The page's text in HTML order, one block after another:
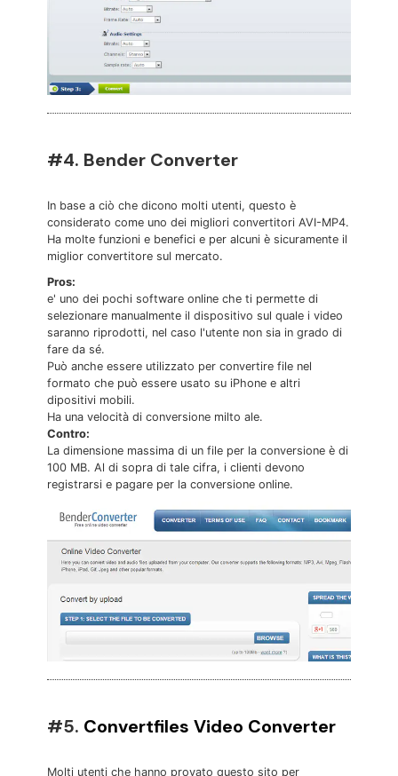
#4. Bender Converter
In base a ciò che dicono molti utenti, questo è
considerato come uno dei migliori convertitori AVI-MP4.
Ha molte funzioni e benefici e per alcuni è sicuramente il
miglior convertitore sul mercato.
Pros:
e' uno dei pochi software online che ti permette di
selezionare manualmente il dispositivo sul quale i video
saranno riprodotti, nel caso l'utente non sia in grado di
fare da sé.
Può anche essere utilizzato per convertire file nel
formato che può essere usato su iPhone e altri
dipositivi mobili.
Ha una velocità di conversione milto ale.
Contro:
La dimensione massima di un file per la conversione è di
100 MB. Al di sopra di tale cifra, i clienti devono
registrarsi e pagare per la conversione online.
#5. Convertfiles Video Converter
Molti utenti che hanno provato questo sito per